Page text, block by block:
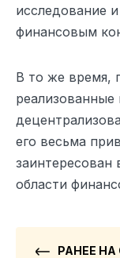
исследование
финансовым
В то же время,
реализованные
его весьма
заинтересован
области
РАНЕЕ НА